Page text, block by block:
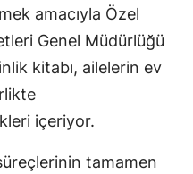
amacıyla Özel
Genel Müdürlüğü
kitabı, ailelerin ev
içeriyor.
tamamen